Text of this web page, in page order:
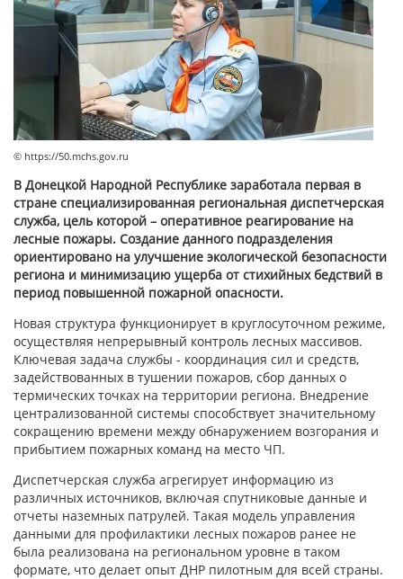
© https://50.mchs.gov.ru
В Донецкой Народной Республике заработала первая в
стране специализированная региональная диспетчерская
служба, цель которой – оперативное реагирование на
лесные пожары. Создание данного подразделения
ориентировано на улучшение экологической безопасности
региона и минимизацию ущерба от стихийных бедствий в
период повышенной пожарной опасности.
Новая структура функционирует в круглосуточном режиме,
осуществляя непрерывный контроль лесных массивов.
Ключевая задача службы - координация сил и средств,
задействованных в тушении пожаров, сбор данных о
термических точках на территории региона. Внедрение
централизованной системы способствует значительному
сокращению времени между обнаружением возгорания и
прибытием пожарных команд на место ЧП.
Диспетчерская служба агрегирует информацию из
различных источников, включая спутниковые данные и
отчеты наземных патрулей. Такая модель управления
данными для профилактики лесных пожаров ранее не
была реализована на региональном уровне в таком
формате, что делает опыт ДНР пилотным для всей страны.